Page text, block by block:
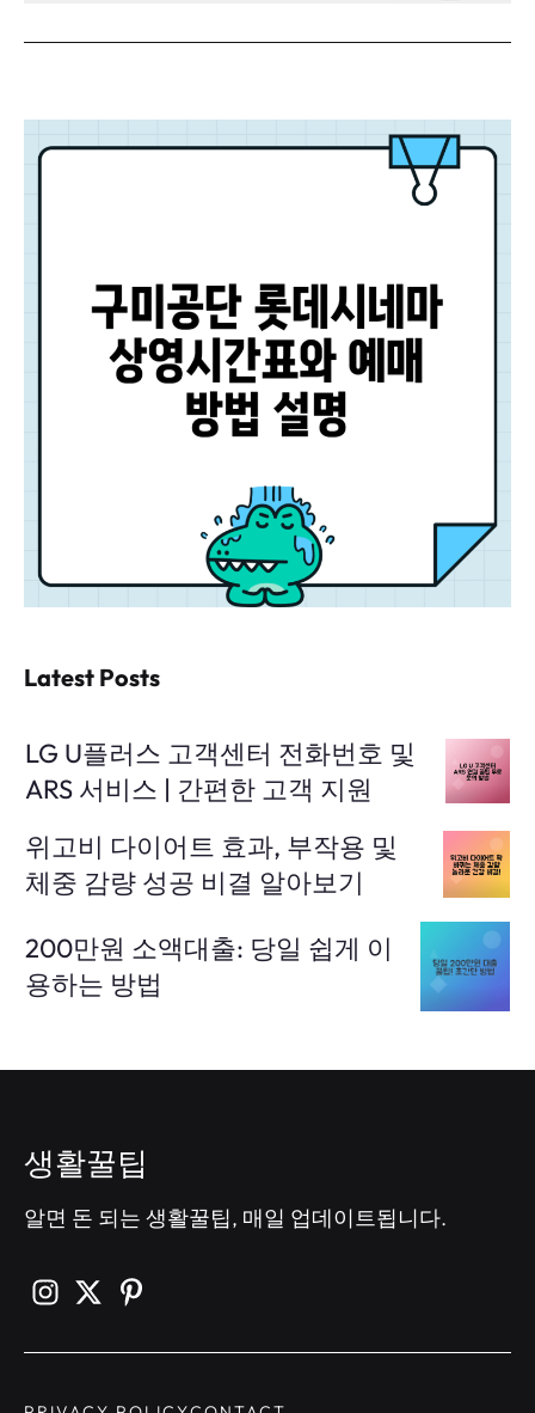
Latest Posts
LG U플러스 고객센터 전화번호 및
ARS 서비스 | 간편한 고객 지원
위고비 다이어트 효과, 부작용 및
체중 감량 성공 비결 알아보기
200만원 소액대출: 당일 쉽게 이
용하는 방법
생활꿀팁
알면 돈 되는 생활꿀팁, 매일 업데이트됩니다.